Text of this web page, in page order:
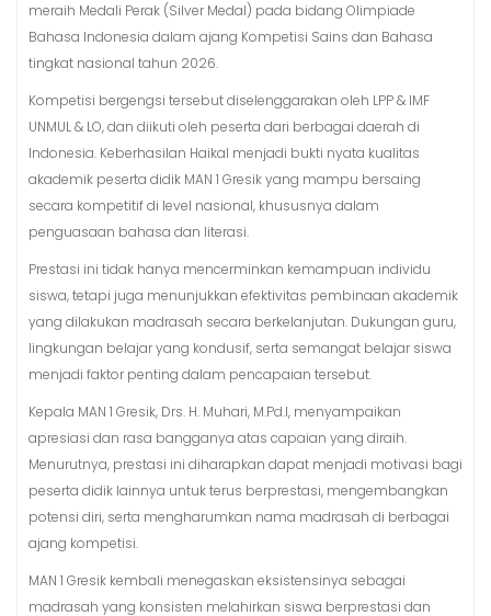
meraih Medali Perak (Silver Medal) pada bidang Olimpiade
Bahasa Indonesia dalam ajang Kompetisi Sains dan Bahasa
tingkat nasional tahun 2026.
Kompetisi bergengsi tersebut diselenggarakan oleh LPP & IMF
UNMUL & LO, dan diikuti oleh peserta dari berbagai daerah di
Indonesia. Keberhasilan Haikal menjadi bukti nyata kualitas
akademik peserta didik MAN 1 Gresik yang mampu bersaing
secara kompetitif di level nasional, khususnya dalam
penguasaan bahasa dan literasi.
Prestasi ini tidak hanya mencerminkan kemampuan individu
siswa, tetapi juga menunjukkan efektivitas pembinaan akademik
yang dilakukan madrasah secara berkelanjutan. Dukungan guru,
lingkungan belajar yang kondusif, serta semangat belajar siswa
menjadi faktor penting dalam pencapaian tersebut.
Kepala MAN 1 Gresik, Drs. H. Muhari, M.Pd.I, menyampaikan
apresiasi dan rasa bangganya atas capaian yang diraih.
Menurutnya, prestasi ini diharapkan dapat menjadi motivasi bagi
peserta didik lainnya untuk terus berprestasi, mengembangkan
potensi diri, serta mengharumkan nama madrasah di berbagai
ajang kompetisi.
MAN 1 Gresik kembali menegaskan eksistensinya sebagai
madrasah yang konsisten melahirkan siswa berprestasi dan